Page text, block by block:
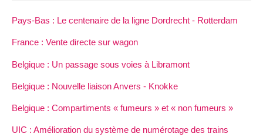
Pays-Bas : Le centenaire de la ligne Dordrecht - Rotterdam
France : Vente directe sur wagon
Belgique : Un passage sous voies à Libramont
Belgique : Nouvelle liaison Anvers - Knokke
Belgique : Compartiments « fumeurs » et « non fumeurs »
UIC : Amélioration du système de numérotage des trains